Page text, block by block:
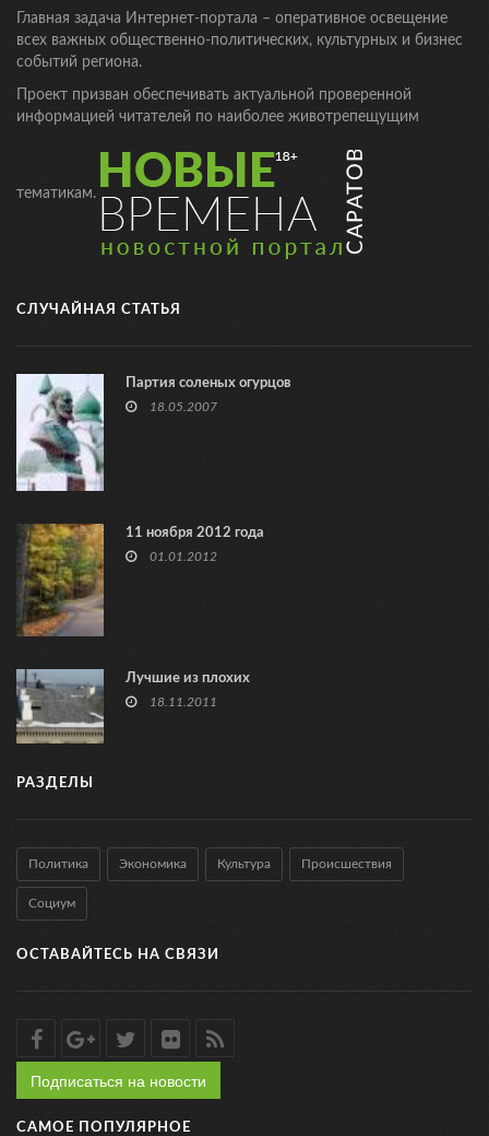
Главная задача Интернет-портала – оперативное освещение
всех важных общественно-политических, культурных и бизнес
событий региона.
Проект призван обеспечивать актуальной проверенной
информацией читателей по наиболее животрепещущим
тематикам.
СЛУЧАЙНАЯ СТАТЬЯ
Партия соленых огурцов
18.05.2007
11 ноября 2012 года
01.01.2012
Лучшие из плохих
18.11.2011
РАЗДЕЛЫ
Политика Экономика Культура Происшествия
Социум
ОСТАВАЙТЕСЬ НА СВЯЗИ
Подписаться на новости
САМОЕ ПОПУЛЯРНОЕ